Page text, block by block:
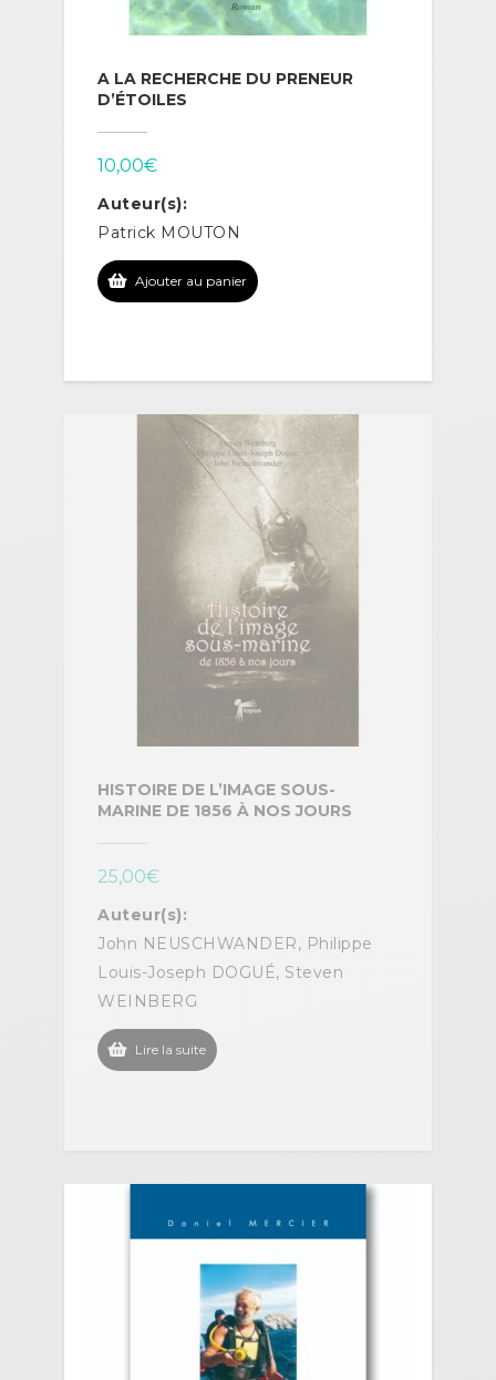
A LA RECHERCHE DU PRENEUR
D’ÉTOILES
10,00€
Auteur(s):
Patrick MOUTON
Ajouter au panier
HISTOIRE DE L’IMAGE SOUS-
MARINE DE 1856 À NOS JOURS
25,00€
Auteur(s):
John NEUSCHWANDER, Philippe
Louis-Joseph DOGUÉ, Steven
WEINBERG
Lire la suite